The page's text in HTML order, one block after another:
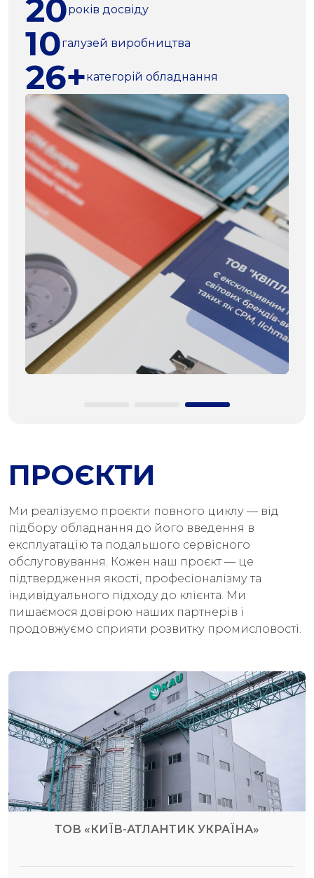
20років досвіду
10галузей виробництва
26+категорій обладнання
ПРОЄКТИ
Ми реалізуємо проєкти повного циклу — від
підбору обладнання до його введення в
експлуатацію та подальшого сервісного
обслуговування. Кожен наш проєкт — це
підтвердження якості, професіоналізму та
індивідуального підходу до клієнта. Ми
пишаємося довірою наших партнерів і
продовжуємо сприяти розвитку промисловості.
ТОВ «КИЇВ-АТЛАНТИК УКРАЇНА»